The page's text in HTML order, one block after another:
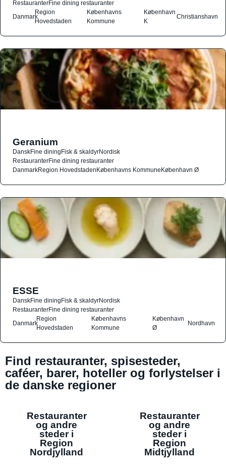
RestauranterFine dining restauranter
Danmark
Region
Hovedstaden
Københavns
Kommune
København
K
Christianshavn
Geranium
DanskFine diningFisk & skaldyrNordisk
RestauranterFine dining restauranter
DanmarkRegion HovedstadenKøbenhavns KommuneKøbenhavn Ø
ESSE
DanskFine diningFisk & skaldyrNordisk
RestauranterFine dining restauranter
Danmark
Region
Hovedstaden
Københavns
Kommune
København
Ø
Nordhavn
Find restauranter, spisesteder,
caféer, barer, hoteller og forlystelser i
de danske regioner
Restauranter
og andre
steder i
Region
Nordjylland
Restauranter
og andre
steder i
Region
Midtjylland